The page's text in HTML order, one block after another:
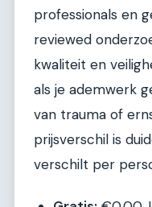
professionals en
reviewed
kwaliteit en
als je ademwerk
van trauma of
prijsverschil is
verschilt per